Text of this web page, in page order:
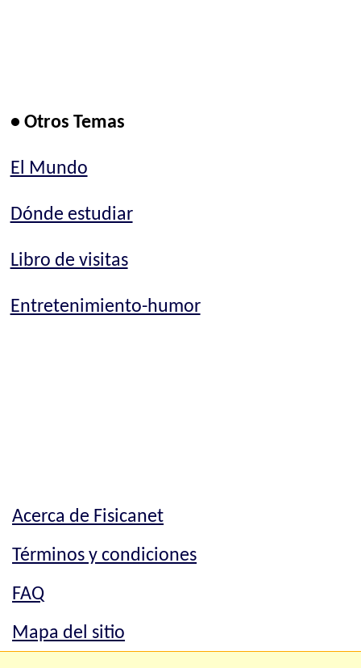
• Otros Temas
El Mundo
Dónde estudiar
Libro de visitas
Entretenimiento-humor
Acerca de Fisicanet
Términos y condiciones
FAQ
Mapa del sitio